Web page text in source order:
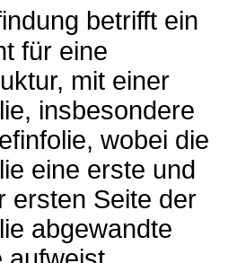
betrifft ein
für eine
mit einer
insbesondere
wobei die
eine erste und
ersten Seite der
abgewandte